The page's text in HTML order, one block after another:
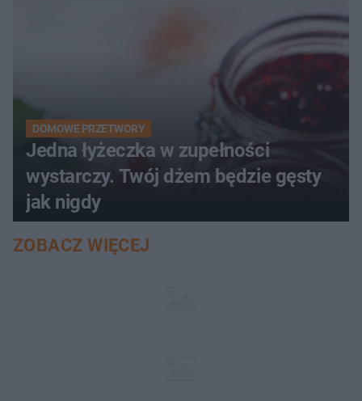
DOMOWE PRZETWORY
Jedna łyżeczka w zupełności
wystarczy. Twój dżem będzie gęsty
jak nigdy
ZOBACZ WIĘCEJ